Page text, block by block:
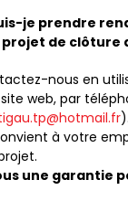
je prendre
de clôture
nous en
web, par
à votre
une garantie